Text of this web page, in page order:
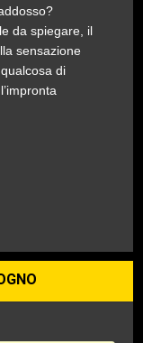
da spiegare, il
sensazione
di